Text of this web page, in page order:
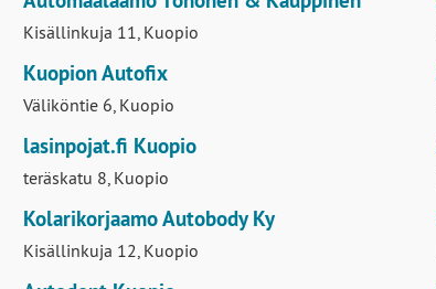
Automaalaamo Töhönen & Kauppinen
Kisällinkuja 11, Kuopio
Kuopion Autofix
Väliköntie 6, Kuopio
lasinpojat.fi Kuopio
teräskatu 8, Kuopio
Kolarikorjaamo Autobody Ky